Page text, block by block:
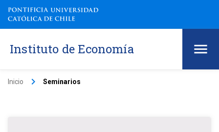
Instituto de Economía
Inicio keyboard_arrow_right Seminarios